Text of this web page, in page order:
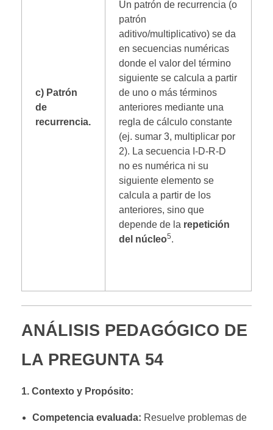
c) Patrón
de
recurrencia.
Un patrón de recurrencia (o
patrón
aditivo/multiplicativo) se da
en secuencias numéricas
donde el valor del término
siguiente se calcula a partir
de uno o más términos
anteriores mediante una
regla de cálculo constante
(ej. sumar 3, multiplicar por
2). La secuencia I-D-R-D
no es numérica ni su
siguiente elemento se
calcula a partir de los
anteriores, sino que
depende de la repetición
del núcleo5.
ANÁLISIS PEDAGÓGICO DE
LA PREGUNTA 54
1. Contexto y Propósito:
Competencia evaluada: Resuelve problemas de